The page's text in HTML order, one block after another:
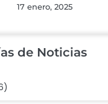
17 enero, 2025
de Noticias